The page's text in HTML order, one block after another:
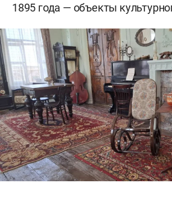
1895 года — объекты